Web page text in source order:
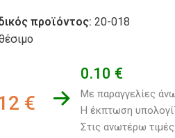
προϊόντος: 20-018
€
0.10 €
Με παραγγελίες
Η έκπτωση
Στις ανωτέρω